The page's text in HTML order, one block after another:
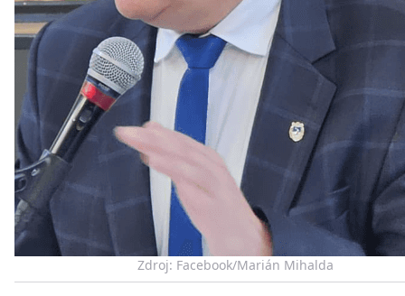
Zdroj: Facebook/Marián Mihalda